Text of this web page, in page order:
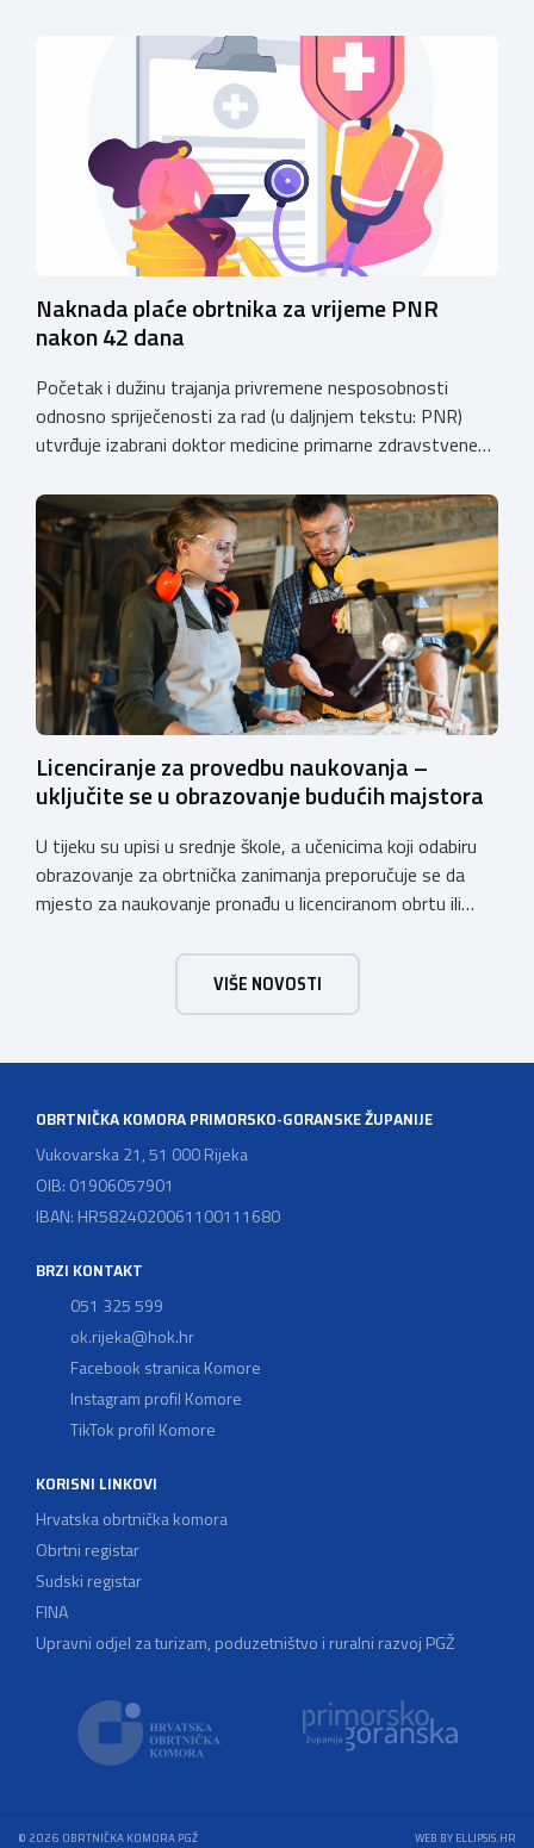
očekuje bogat stručni program s predavanjima
renomiranih domaćih i međunarodnih predavača: U sklopu
programa održat će se i panel rasprava „Profesija
groomera: od edukacije […]
Naknada plaće obrtnika za vrijeme PNR
nakon 42 dana
Početak i dužinu trajanja privremene nesposobnosti
odnosno spriječenosti za rad (u daljnjem tekstu: PNR)
utvrđuje izabrani doktor medicine primarne zdravstvene
zdravstvene zaštite žena). Razdoblje PNR za koje
osiguraniku pripada pravo na naknadu plaće u skladu sa
Zakonom o obveznom zdravstvenom osiguranju
(“Narodne novine”, broj: 80/13, 137/13, 98/19, 33/23,
105/25, […]
Licenciranje za provedbu naukovanja –
uključite se u obrazovanje budućih majstora
U tijeku su upisi u srednje škole, a učenicima koji odabiru
obrazovanje za obrtnička zanimanja preporučuje se da
mjesto za naukovanje pronađu u licenciranom obrtu ili
koji još nemaju licenciju da pokrenu postupak
licenciranja kako bi budućim učenicima omogućili
kvalitetno i sigurno stjecanje praktičnih znanja, a
VIŠE NOVOSTI
OBRTNIČKA KOMORA PRIMORSKO-GORANSKE ŽUPANIJE
Vukovarska 21, 51 000 Rijeka
OIB: 01906057901
IBAN: HR5824020061100111680
BRZI KONTAKT
051 325 599
ok.rijeka@hok.hr
Facebook stranica Komore
Instagram profil Komore
TikTok profil Komore
KORISNI LINKOVI
Hrvatska obrtnička komora
Obrtni registar
Sudski registar
FINA
Upravni odjel za turizam, poduzetništvo i ruralni razvoj PGŽ
© 2026 OBRTNIČKA KOMORA PGŽ WEB BY ELLIPSIS.HR